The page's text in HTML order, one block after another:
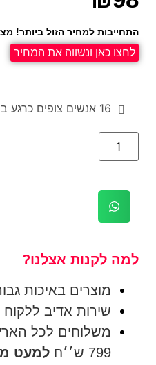
התחייבות למחיר הזול ביותר!
לחצו כאן ונשווה את המחיר
16 אנשים צופים כרגע
למה לקנות אצלנו?
מוצרים באיכות
שירות אדיב ללקוח
משלוחים לכל
799 ש׳׳ח
למעט